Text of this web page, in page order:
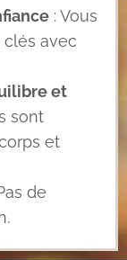
: Vous
avec
et
sont
et
de